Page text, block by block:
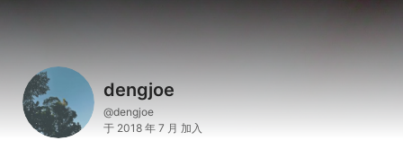
dengjoe
@dengjoe
于 2018 年 7 月 加入